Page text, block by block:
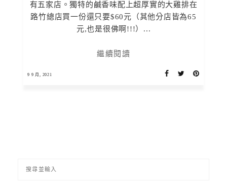
有五家店。獨特的鹹香味配上超厚實的大雞排在
路竹總店買一份還只要$60元（其他分店皆為65
元,也是很佛啊!!!）...
繼續閱讀
9 9 月, 2021